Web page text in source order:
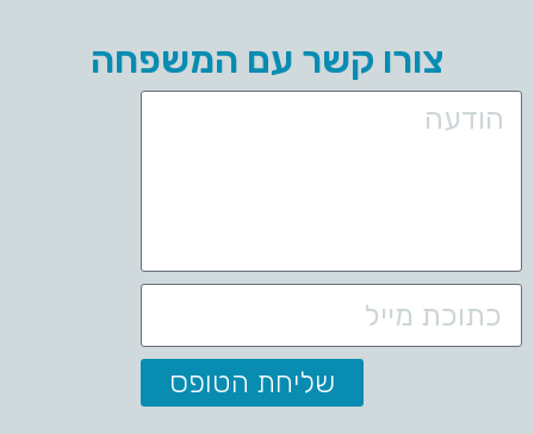
צורו קשר עם המשפחה
שליחת הטופס